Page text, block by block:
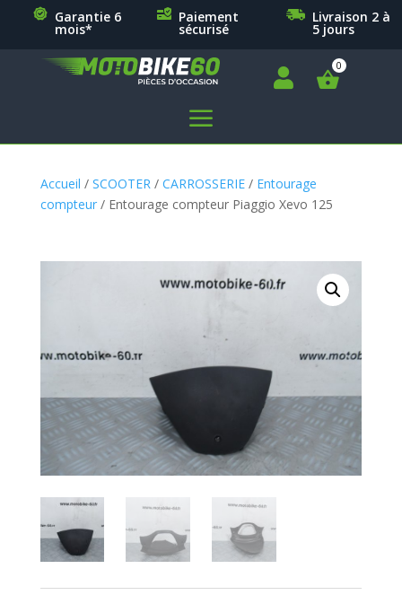
Garantie 6
mois*
Paiement
sécurisé
Livraison 2 à
5 jours

a
Accueil / SCOOTER / CARROSSERIE/ Entourage
compteur/ Entourage compteur Piaggio Xevo 125